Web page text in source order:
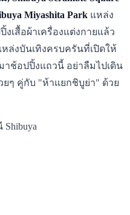
Miyashita Park แหล่ง
เสื้อผ้าเครื่องแต่งกายแล้ว
ล่งบันเทิงครบครันที่เปิดให้
าช้อปปิ้งแถวนี้ อย่าลืมไปเดิน
ๆ คู่กับ "ห้าแยกชิบูย่า" ด้วย